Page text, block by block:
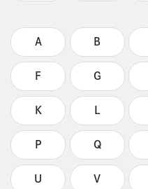
A B
F G
K L
P Q
U V